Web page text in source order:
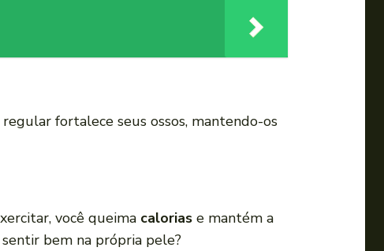
o
fortalece seus ossos, mantendo-os
você queima calorias e mantém a
bem na própria pele?